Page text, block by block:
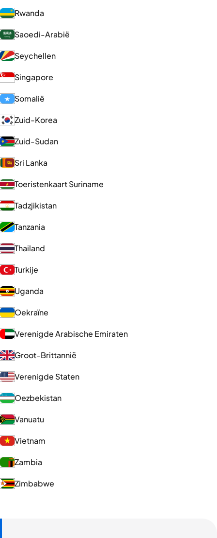
Rwanda
Saoedi-Arabië
Seychellen
Singapore
Somalië
Zuid-Korea
Zuid-Sudan
Sri Lanka
Toeristenkaart Suriname
Tadzjikistan
Tanzania
Thailand
Turkije
Uganda
Oekraïne
Verenigde Arabische Emiraten
Groot-Brittannië
Verenigde Staten
Oezbekistan
Vanuatu
Vietnam
Zambia
Zimbabwe